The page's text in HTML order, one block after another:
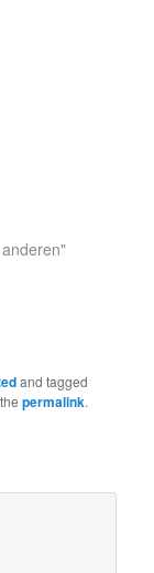
and tagged
thepermalink.